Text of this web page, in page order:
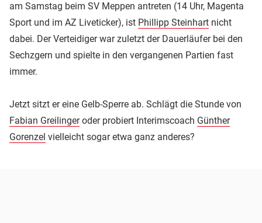
am Samstag beim SV Meppen antreten (14 Uhr, Magenta
Sport und im AZ Liveticker), ist Phillipp Steinhart nicht
dabei. Der Verteidiger war zuletzt der Dauerläufer bei den
Sechzgern und spielte in den vergangenen Partien fast
immer.
Jetzt sitzt er eine Gelb-Sperre ab. Schlägt die Stunde von
Fabian Greilingeroder probiert Interimscoach Günther
Gorenzel vielleicht sogar etwa ganz anderes?